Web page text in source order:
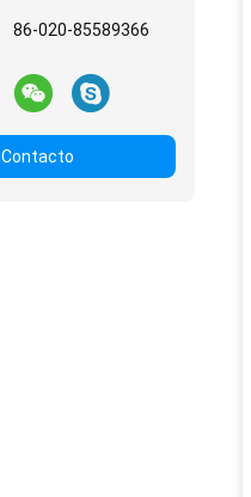
86-020-85589366
Contacto